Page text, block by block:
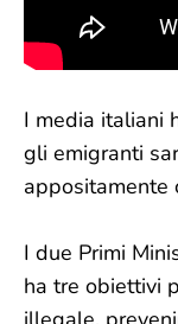
I media italiani
gli emigranti
appositamente
I due Primi
ha tre obiettivi